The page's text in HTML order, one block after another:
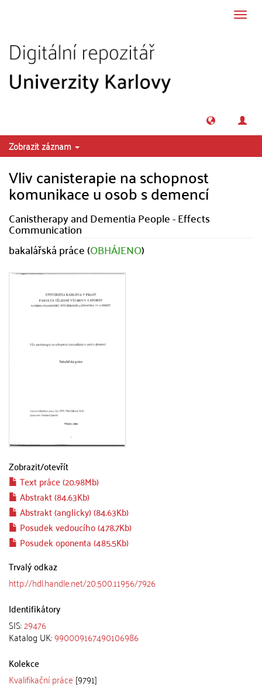
Zobrazit záznam
Vliv canisterapie na schopnost
komunikace u osob s demencí
Canistherapy and Dementia People - Effects
Communication
bakalářská práce (OBHÁJENO)
Zobrazit/otevřít
Text práce (20.98Mb)
Abstrakt (84.63Kb)
Abstrakt (anglicky) (84.63Kb)
Posudek vedoucího (478.7Kb)
Posudek oponenta (485.5Kb)
Trvalý odkaz
http://hdl.handle.net/20.500.11956/7926
Identifikátory
SIS:29476
Katalog UK:990009167490106986
Kolekce
Kvalifikační práce [9791]